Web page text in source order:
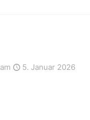
am 5. Januar 2026